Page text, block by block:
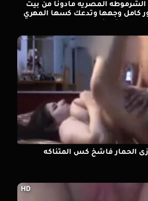
المصريه مادونا من بيت
كامل وجهها وتدعك كسها المهري
زى الحمار فاشخ كس المتناكه
HD